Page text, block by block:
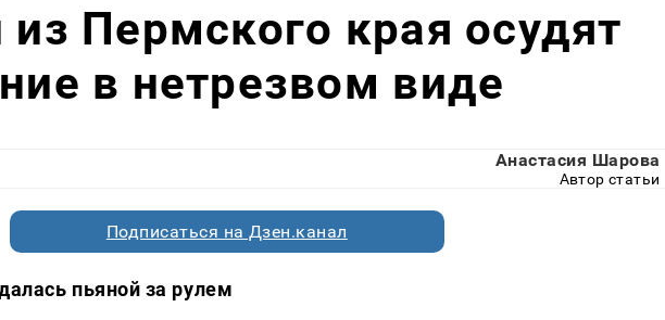
Пермского края осудят
в нетрезвом виде
Анастасия Шарова
Автор статьи
Подписаться на Дзен.канал
пьяной за рулем